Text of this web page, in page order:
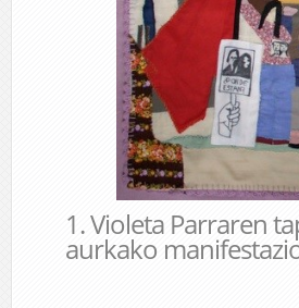
1. Violeta Parraren
aurkako